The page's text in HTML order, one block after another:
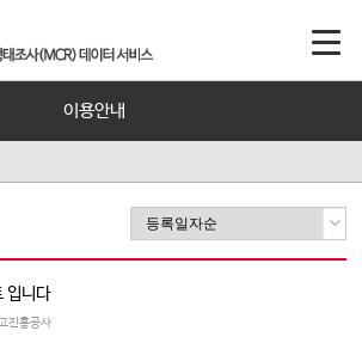
이용안내
입니다
진흥공사